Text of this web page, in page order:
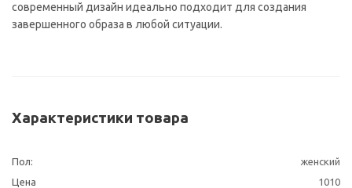
современный дизайн идеально подходит для создания
завершенного образа в любой ситуации.
Характеристики товара
Пол:
женский
Цена
1010